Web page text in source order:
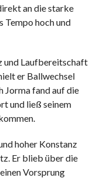
an die starke
Tempo hoch und
und Laufbereitschaft
er Ballwechsel
Jorma fand auf die
und ließ seinem
hoher Konstanz
Er blieb über die
Vorsprung